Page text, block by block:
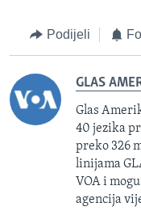
Podijeli
GLAS
Glas
40 jezika
preko 326
linijama
VOA i
agencija